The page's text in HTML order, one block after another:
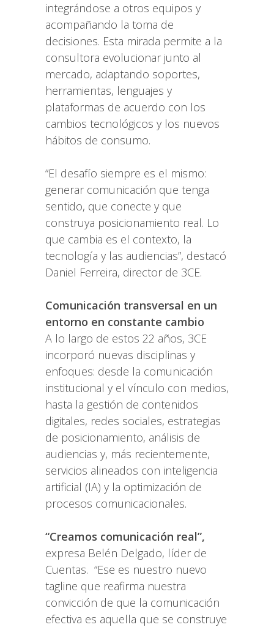
integrándose a otros equipos y
acompañando la toma de
decisiones. Esta mirada permite a la
consultora evolucionar junto al
mercado, adaptando soportes,
herramientas, lenguajes y
plataformas de acuerdo con los
cambios tecnológicos y los nuevos
hábitos de consumo.
“El desafío siempre es el mismo:
generar comunicación que tenga
sentido, que conecte y que
construya posicionamiento real. Lo
que cambia es el contexto, la
tecnología y las audiencias”, destacó
Daniel Ferreira, director de 3CE.
Comunicación transversal en un
entorno en constante cambio
A lo largo de estos 22 años, 3CE
incorporó nuevas disciplinas y
enfoques: desde la comunicación
institucional y el vínculo con medios,
hasta la gestión de contenidos
digitales, redes sociales, estrategias
de posicionamiento, análisis de
audiencias y, más recientemente,
servicios alineados con inteligencia
artificial (IA) y la optimización de
procesos comunicacionales.
“Creamos comunicación real”,
expresa Belén Delgado, líder de
Cuentas. “Ese es nuestro nuevo
tagline que reafirma nuestra
convicción de que la comunicación
efectiva es aquella que se construye